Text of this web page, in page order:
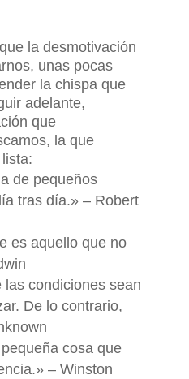
la desmotivación
unas pocas
la chispa que
adelante,
que
la que
de pequeños
tras día.» – Robert
es aquello que no
condiciones sean
De lo contrario,
cosa que
– Winston